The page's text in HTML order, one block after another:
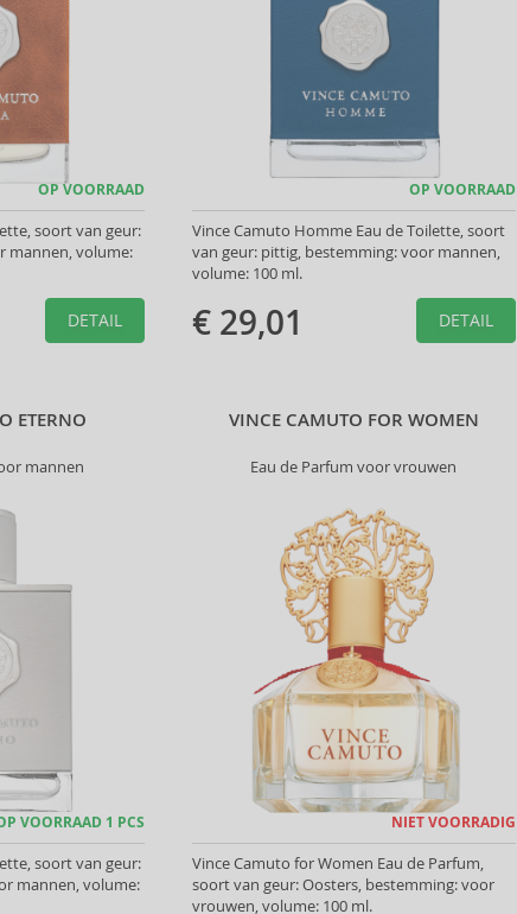
OP VOORRAAD
soort van geur:
mannen, volume:
DETAIL
OP VOORRAAD
Vince Camuto Homme Eau de Toilette, soort
van geur: pittig, bestemming: voor mannen,
volume: 100 ml.
€ 29,01 DETAIL
ETERNO
mannen
VOORRAAD 1 PCS
soort van geur:
mannen, volume:
VINCE CAMUTO FOR WOMEN
Eau de Parfum voor vrouwen
NIET VOORRADIG
Vince Camuto for Women Eau de Parfum,
soort van geur: Oosters, bestemming: voor
vrouwen, volume: 100 ml.